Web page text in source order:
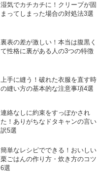
湿気でカチカチに！クリープが固
まってしまった場合の対処法3選
裏表の差が激しい！本当は腹黒く
て性格に裏がある人の3つの特徴
上手に縫う！破れた衣服を直す時
の縫い方の基本的な注意事項4選
連絡なしに約束をすっぽかされ
た！ありがちなドタキャンの言い
訳5選
簡単なレシピでできる！おいしい
栗ごはんの作り方・炊き方のコツ
6選